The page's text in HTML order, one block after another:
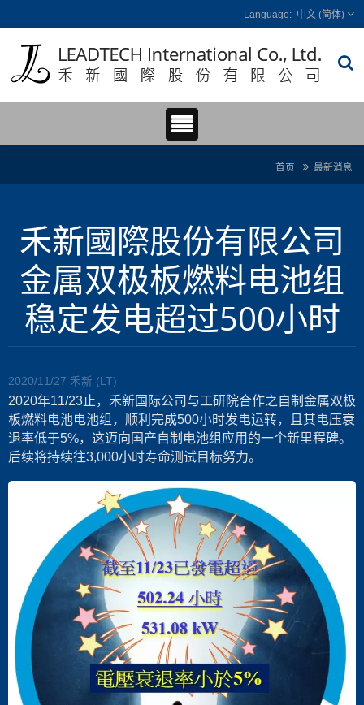
中文 (简体)
首页 最新消息
禾新國際股份有限公司
金属双极板燃料电池组
稳定发电超过500小时
2020/11/27 禾新 (LT)
2020年11/23止，禾新国际公司与工研院合作之自制金属双极
板燃料电池电池组，顺利完成500小时发电运转，且其电压衰
退率低于5%，这迈向国产自制电池组应用的一个新里程碑。
后续将持续往3,000小时寿命测试目标努力。